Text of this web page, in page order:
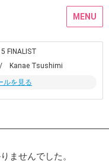
MENU
FINALIST
/ Kanae Tsushimi
ルを見る
ませんでした。